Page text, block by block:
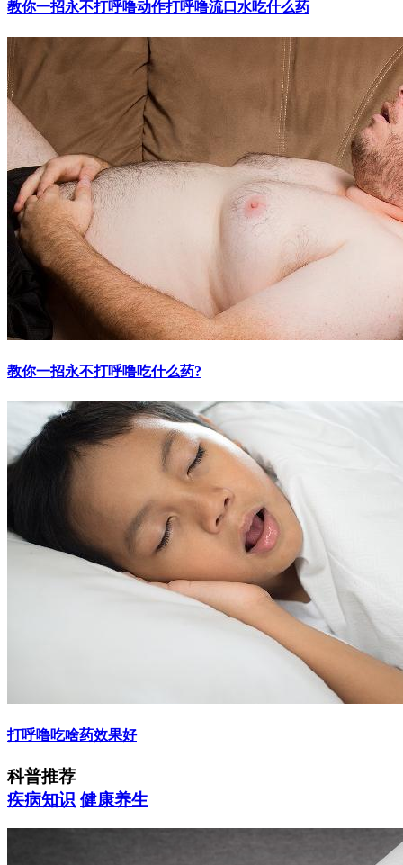
教你一招永不打呼噜动作打呼噜流口水吃什么药
教你一招永不打呼噜吃什么药?
打呼噜吃啥药效果好
科普推荐
疾病知识 健康养生